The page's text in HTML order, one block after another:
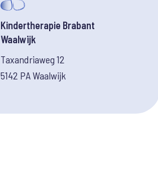
Kindertherapie Brabant
Waalwijk
Taxandriaweg 12
5142 PA Waalwijk